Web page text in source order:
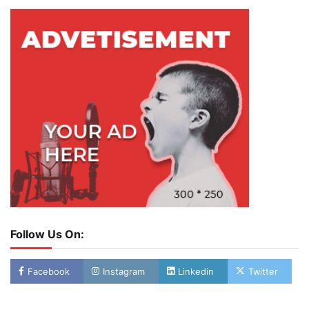
Follow Us On:
Facebook Instagram Linkedin Twitter